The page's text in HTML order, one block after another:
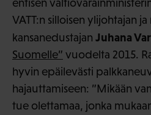
VATT:n silloisen ylijohtajan
kansanedustajan Juhana
Suomelle” vuodelta 2015.
hyvin epäilevästi
hajauttamiseen: ”Mikään
tue olettamaa, jonka